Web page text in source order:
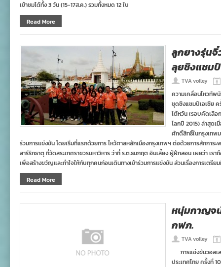
เข้าชมได้ทั้ง 3 วัน (15-17ส.ค.) รวมทั้งหมด 12 ใบ
Read More
ลูกยางรุ่น
ลุยชิงแชม
TVA volley
ความเคลื่อนไหวทัพ
ชุดชิงแชมป์เอเชีย ค
ไต้หวัน (รอบคัดเลื
โลกปี 2015) ล่าสุดเ
ศักดิ์สิทธิ์ในกรุงเทพ
ร่วมการแข่งขัน โดยเริ่มที่แรกด้วยการ ไหว้ศาลหลักเมืองกรุงเทพฯ ต่อด้วยการสักการ
สารีริกธาตุ ที่วัดสระเกศราชวรมหาวิหาร ว่าที่ ร.ต.ธนกฤต อินเลี้ยง ผู้ฝึกสอน เผยว่า เ
เพื่อสร้างขวัญและกำใจให้กับทุกคนก่อนเดินทางเข้าร่วมการแข่งขัน ส่วนเรื่องการเตรี
Read More
หนุ่มกาญจ
กฟภ.
TVA volley
การแข่งขันวอลเ
ประเทศไทย ครั้งที่